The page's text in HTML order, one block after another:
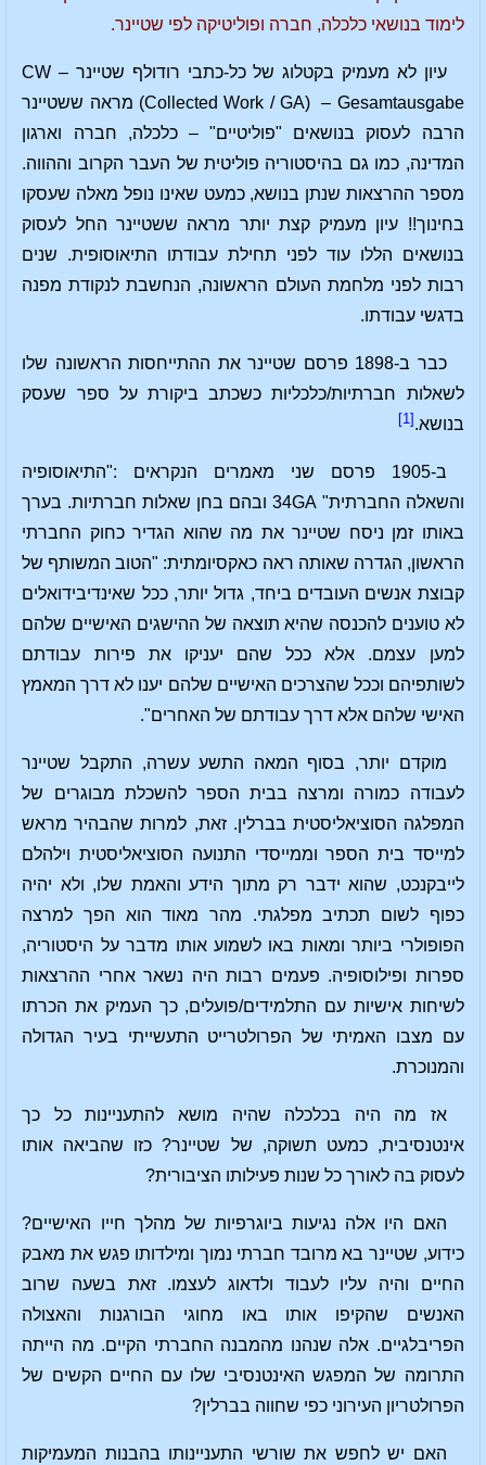
לימוד בנושאי כלכלה, חברה ופוליטיקה לפי שטיינר.
עיון לא מעמיק בקטלוג של כל-כתבי רודולף שטיינר CW –
Collected Work / GA) – Gesamtausgabe) מראה ששטיינר
הרבה לעסוק בנושאים "פוליטיים" – כלכלה, חברה וארגון
המדינה, כמו גם בהיסטוריה פוליטית של העבר הקרוב וההווה.
מספר ההרצאות שנתן בנושא, כמעט שאינו נופל מאלה שעסקו
בחינוך!! עיון מעמיק קצת יותר מראה ששטיינר החל לעסוק
בנושאים הללו עוד לפני תחילת עבודתו התיאוסופית. שנים
רבות לפני מלחמת העולם הראשונה, הנחשבת לנקודת מפנה
בדגשי עבודתו.
כבר ב-1898 פרסם שטיינר את ההתייחסות הראשונה שלו
לשאלות חברתיות/כלכליות כשכתב ביקורת על ספר שעסק
בנושא. [1]
ב-1905 פרסם שני מאמרים הנקראים :"התיאוסופיה
והשאלה החברתית" 34GA ובהם בחן שאלות חברתיות. בערך
באותו זמן ניסח שטיינר את מה שהוא הגדיר כחוק החברתי
הראשון, הגדרה שאותה ראה כאקסיומתית: "הטוב המשותף של
קבוצת אנשים העובדים ביחד, גדול יותר, ככל שאינדיבידואלים
לא טוענים להכנסה שהיא תוצאה של ההישגים האישיים שלהם
למען עצמם. אלא ככל שהם יעניקו את פירות עבודתם
לשותפיהם וככל שהצרכים האישיים שלהם יענו לא דרך המאמץ
האישי שלהם אלא דרך עבודתם של האחרים".
מוקדם יותר, בסוף המאה התשע עשרה, התקבל שטיינר
לעבודה כמורה ומרצה בבית הספר להשכלת מבוגרים של
המפלגה הסוציאליסטית בברלין. זאת, למרות שהבהיר מראש
למייסד בית הספר וממייסדי התנועה הסוציאליסטית וילהלם
לייבקנכט, שהוא ידבר רק מתוך הידע והאמת שלו, ולא יהיה
כפוף לשום תכתיב מפלגתי. מהר מאוד הוא הפך למרצה
הפופולרי ביותר ומאות באו לשמוע אותו מדבר על היסטוריה,
ספרות ופילוסופיה. פעמים רבות היה נשאר אחרי ההרצאות
לשיחות אישיות עם התלמידים/פועלים, כך העמיק את הכרתו
עם מצבו האמיתי של הפרולטרייט התעשייתי בעיר הגדולה
והמנוכרת.
אז מה היה בכלכלה שהיה מושא להתעניינות כל כך
אינטנסיבית, כמעט תשוקה, של שטיינר? כזו שהביאה אותו
לעסוק בה לאורך כל שנות פעילותו הציבורית?
האם היו אלה נגיעות ביוגרפיות של מהלך חייו האישיים?
כידוע, שטיינר בא מרובד חברתי נמוך ומילדותו פגש את מאבק
החיים והיה עליו לעבוד ולדאוג לעצמו. זאת בשעה שרוב
האנשים שהקיפו אותו באו מחוגי הבורגנות והאצולה
הפריבלגיים. אלה שנהנו מהמבנה החברתי הקיים. מה הייתה
התרומה של המפגש האינטנסיבי שלו עם החיים הקשים של
הפרולטריון העירוני כפי שחווה בברלין?
האם יש לחפש את שורשי התעניינותו בהבנות המעמיקות